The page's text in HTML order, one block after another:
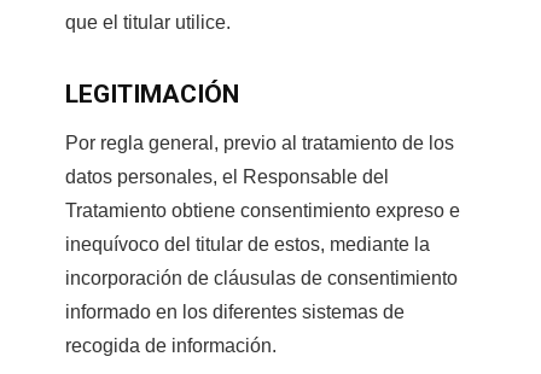
que el titular utilice.
LEGITIMACIÓN
Por regla general, previo al tratamiento de los
datos personales, el Responsable del
Tratamiento obtiene consentimiento expreso e
inequívoco del titular de estos, mediante la
incorporación de cláusulas de consentimiento
informado en los diferentes sistemas de
recogida de información.